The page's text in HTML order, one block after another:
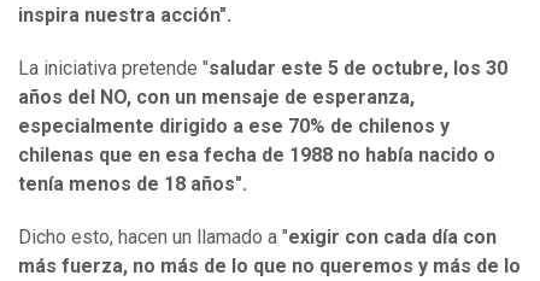
inspira nuestra acción".
La iniciativa pretende "saludar este 5 de octubre, los 30
años del NO, con un mensaje de esperanza,
especialmente dirigido a ese 70% de chilenos y
chilenas que en esa fecha de 1988 no había nacido o
tenía menos de 18 años".
Dicho esto, hacen un llamado a "exigir con cada día con
más fuerza, no más de lo que no queremos y más de lo